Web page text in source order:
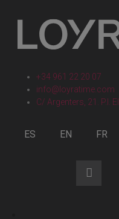
+34 961 22 20 07
info@loyratime.com
C/ Argenters, 21. P.I.
ES EN FR